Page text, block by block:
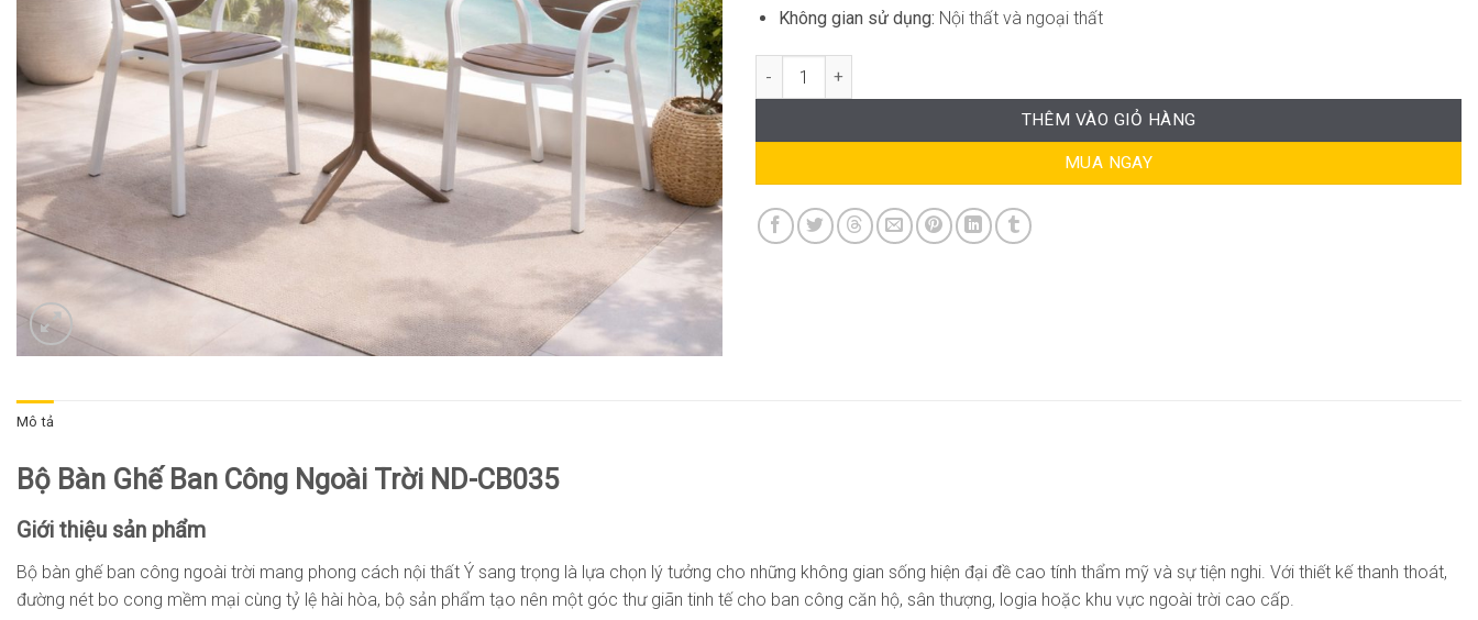
Không gian sử dụng: Nội thất và ngoại thất
Bộ Bàn Ghế Ban Công Ngoài Trời ND-CB035 số lượng
THÊM VÀO GIỎ HÀNG
MUA NGAY
Mô tả
Bộ Bàn Ghế Ban Công Ngoài Trời ND-CB035
Giới thiệu sản phẩm
Bộ bàn ghế ban công ngoài trời mang phong cách nội thất Ý sang trọng là lựa chọn lý tưởng cho những không gian sống hiện đại đề cao tính thẩm mỹ và sự tiện nghi. Với thiết kế thanh thoát,
đường nét bo cong mềm mại cùng tỷ lệ hài hòa, bộ sản phẩm tạo nên một góc thư giãn tinh tế cho ban công căn hộ, sân thượng, logia hoặc khu vực ngoài trời cao cấp.